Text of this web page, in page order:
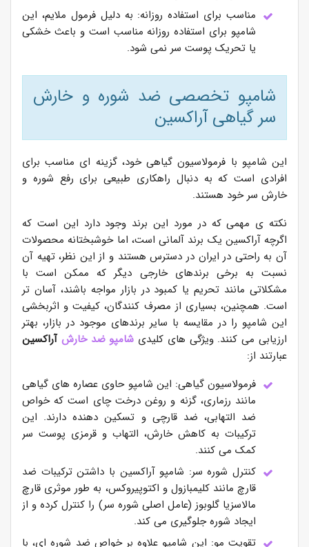
مناسب برای استفاده روزانه: به دلیل فرمول ملایم، این
شامپو برای استفاده روزانه مناسب است و باعث خشکی
یا تحریک پوست سر نمی شود.
شامپو تخصصی ضد شوره و خارش
سر گیاهی آراکسین
این شامپو با فرمولاسیون گیاهی خود، گزینه ای مناسب برای
افرادی است که به دنبال راهکاری طبیعی برای رفع شوره و
خارش سر خود هستند.
نکته ی مهمی که در مورد این برند وجود دارد این است که
اگرچه آراکسین یک برند آلمانی است، اما خوشبختانه محصولات
آن به راحتی در ایران در دسترس هستند و از این نظر، تهیه آن
نسبت به برخی برندهای خارجی دیگر که ممکن است با
مشکلاتی مانند تحریم یا کمبود در بازار مواجه باشند، آسان تر
است. همچنین، بسیاری از مصرف کنندگان، کیفیت و اثربخشی
این شامپو را در مقایسه با سایر برندهای موجود در بازار، بهتر
ارزیابی می کنند. ویژگی های کلیدی شامپو ضد خارش آراکسین
عبارتند از:
فرمولاسیون گیاهی: این شامپو حاوی عصاره های گیاهی
مانند رزماری، گزنه و روغن درخت چای است که خواص
ضد التهابی، ضد قارچی و تسکین دهنده دارند. این
ترکیبات به کاهش خارش، التهاب و قرمزی پوست سر
کمک می کنند.
کنترل شوره سر: شامپو آراکسین با داشتن ترکیبات ضد
قارچ مانند کلیمبازول و اکتوپیروکس، به طور موثری قارچ
مالاسزیا گلوبوز (عامل اصلی شوره سر) را کنترل کرده و از
ایجاد شوره جلوگیری می کند.
تقویت مو: این شامپو علاوه بر خواص ضد شوره ای، با